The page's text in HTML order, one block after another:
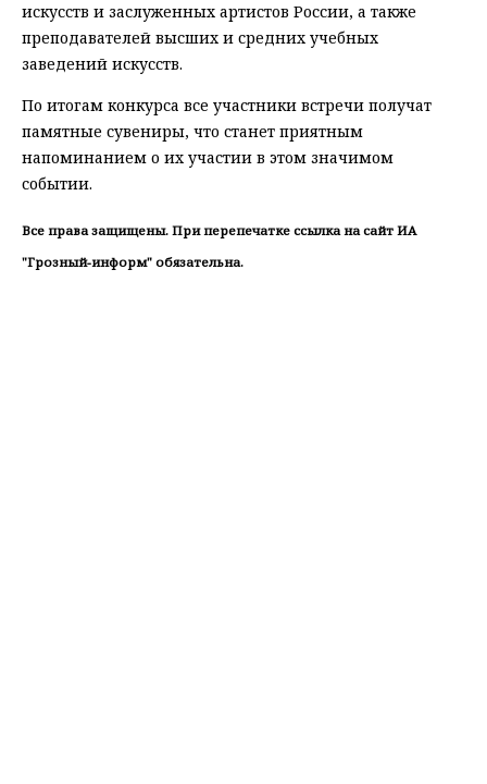
искусств и заслуженных артистов России, а также
преподавателей высших и средних учебных
заведений искусств.
По итогам конкурса все участники встречи получат
памятные сувениры, что станет приятным
напоминанием о их участии в этом значимом
событии.
Все права защищены. При перепечатке ссылка на сайт ИА
"Грозный-информ" обязательна.